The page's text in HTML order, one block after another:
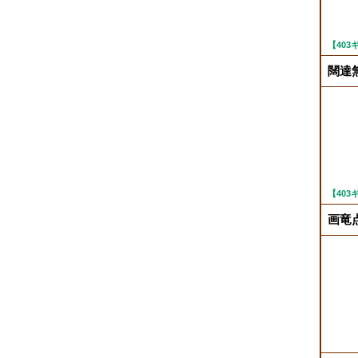
【403
闊達
【403
画竜